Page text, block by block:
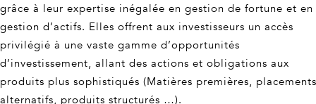
grâce à leur expertise inégalée en gestion de fortune et en
gestion d’actifs. Elles offrent aux investisseurs un accès
privilégié à une vaste gamme d’opportunités
d’investissement, allant des actions et obligations aux
produits plus sophistiqués (Matières premières, placements
alternatifs, produits structurés …).